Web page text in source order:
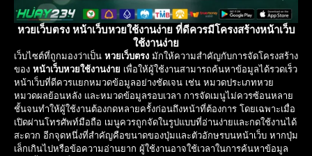
หวยเว็บตรง หน้าเว็บหวยใช้งานง่าย ที่ดีควรมีโครงสร้างหน้าเว็บ
ใช้งานง่าย
เว็บไซต์ที่ถูกมองว่าเป็น หวยเว็บตรง มักให้ความสำคัญกับการจัดโครงสร้าง
ของ หน้าเว็บหวยใช้งานง่าย เพื่อให้ผู้ใช้งานสามารถค้นหาข้อมูลได้รวดเร็ว
หน้าเว็บที่ดีควรแยกหมวดข้อมูลอย่างชัดเจน เช่น หมวดประเภทหวย
หมวดผลย้อนหลัง และหมวดข้อมูลรอบเวลา การจัดเมนูไม่ควรซ้อนหลาย
ชั้นจนทำให้ผู้ใช้งานต้องกดหลายครั้งก่อนถึงหน้าที่ต้องการ โดยเฉพาะเมื่อ
เปิดผ่านโทรศัพท์มือถือ เมนูควรถูกจัดในรูปแบบที่อ่านง่ายและกดใช้งานได้
สะดวก อีกจุดหนึ่งที่สำคัญคือขนาดของปุ่มและตัวอักษรบนหน้าเว็บ หากปุ่ม
เล็กเกินไปหรือข้อความอ่านยาก ผู้ใช้งานอาจใช้เวลาในการค้นหาข้อมูล